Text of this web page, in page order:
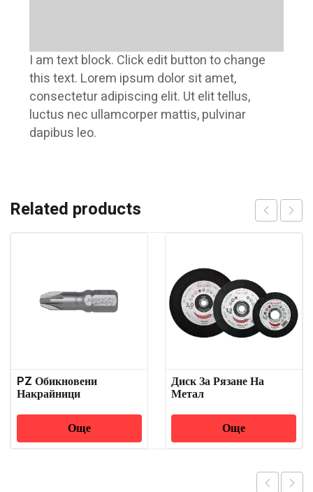
I am text block. Click edit button to change
this text. Lorem ipsum dolor sit amet,
consectetur adipiscing elit. Ut elit tellus,
luctus nec ullamcorper mattis, pulvinar
dapibus leo.
Related products
PZ Обикновени
Накрайници
Още
Диск За Рязане На
Метал
Още